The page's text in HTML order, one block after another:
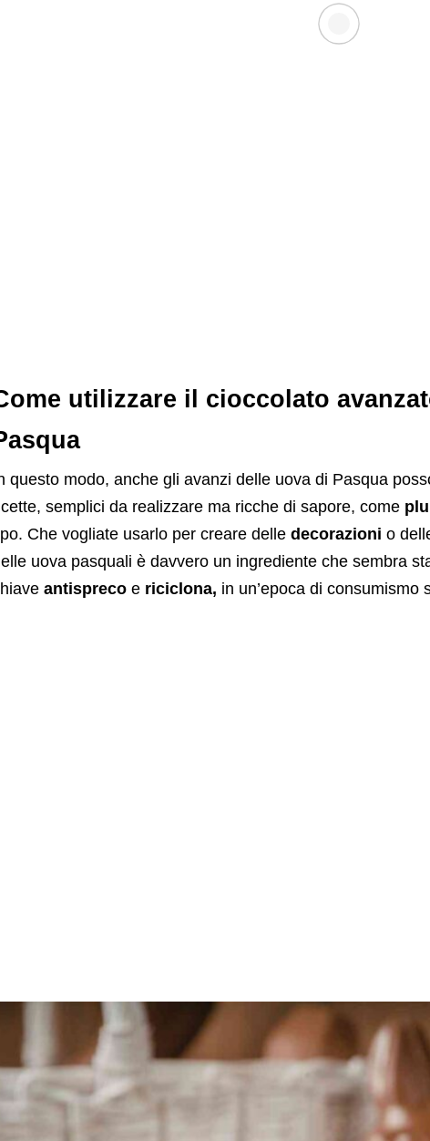
utilizzare il cioccolato
questo modo, anche gli avanzi delle uova di Pasqua
semplici da realizzare ma ricche di sapore, come
Che vogliate usarlo per creare delle decorazioni o
uova pasquali è davvero un ingrediente che sembra
antisprecoe riciclona, in un’epoca di consumismo